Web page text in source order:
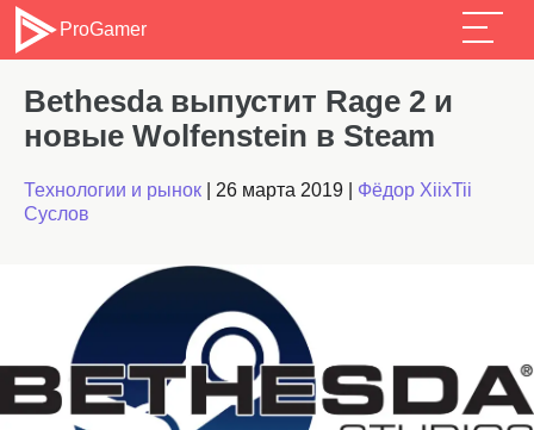
ProGamer
Bethesda выпустит Rage 2 и
новые Wolfenstein в Steam
Технологии и рынок 26 марта 2019
Фёдор XiixTii
Суслов